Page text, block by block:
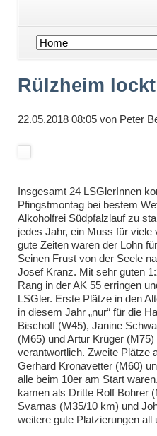
Navigation
Rülzheim
22.05.2018 08:05von Peter
Insgesamt 24 LSGlerInnen
Pfingstmontag bei bestem
Alkoholfrei Südpfalzlauf zu
jedes Jahr, ein Muss für
gute Zeiten waren der Lohn
Seinen Frust von der Seele
Josef Kranz. Mit sehr guten
Rang in der AK 55 erringen
LSGler. Erste Plätze in den
in diesem Jahr „nur“ für die
Bischoff (W45), Janine
(M65) und Artur Krüger
verantwortlich. Zweite Plätze
Gerhard Kronavetter (M60)
alle beim 10er am Start
kamen als Dritte Rolf Bohrer
Svarnas (M35/10 km) und
weitere gute Platzierungen